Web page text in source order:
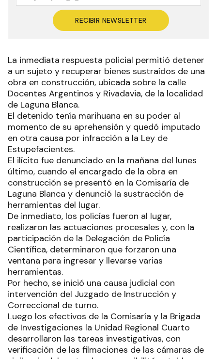
RECIBIR NEWSLETTER
La inmediata respuesta policial permitió detener
a un sujeto y recuperar bienes sustraídos de una
obra en construcción, ubicada sobre la calle
Docentes Argentinos y Rivadavia, de la localidad
de Laguna Blanca.
El detenido tenía marihuana en su poder al
momento de su aprehensión y quedó imputado
en otra causa por infracción a la Ley de
Estupefacientes.
El ilícito fue denunciado en la mañana del lunes
último, cuando el encargado de la obra en
construcción se presentó en la Comisaría de
Laguna Blanca y denunció la sustracción de
herramientas del lugar.
De inmediato, los policías fueron al lugar,
realizaron las actuaciones procesales y, con la
participación de la Delegación de Policía
Científica, determinaron que forzaron una
ventana para ingresar y llevarse varias
herramientas.
Por hecho, se inició una causa judicial con
intervención del Juzgado de Instrucción y
Correccional de turno.
Luego los efectivos de la Comisaría y la Brigada
de Investigaciones la Unidad Regional Cuarto
desarrollaron las tareas investigativas, con
verificación de las filmaciones de las cámaras de